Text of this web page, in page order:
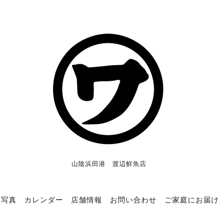
山陰浜田港 渡辺鮮魚店
写真 カレンダー 店舗情報 お問い合わせ ご家庭にお届